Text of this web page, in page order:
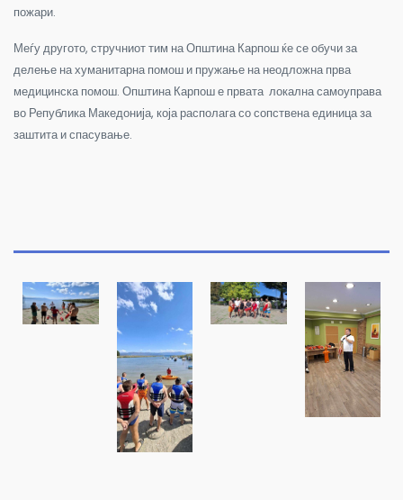
пожари.
Меѓу другото, стручниот тим на Општина Карпош ќе се обучи за
делење на хуманитарна помош и пружање на неодложна прва
медицинска помош. Општина Карпош е првата локална самоуправа
во Република Македонија, која располага со сопствена единица за
заштита и спасување.